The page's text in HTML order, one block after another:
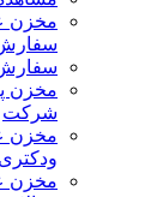
مخزن
سفارش
مخزن
شرکت
مخزن
مخزن